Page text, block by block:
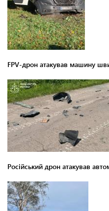
FPV-дрон атакував машину
Російський дрон атакував